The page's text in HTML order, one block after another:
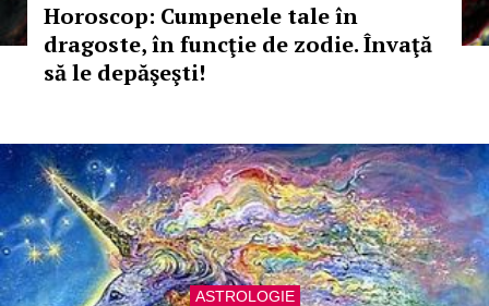
Horoscop: Cumpenele tale în
dragoste, în funcţie de zodie. Învaţă
să le depăşeşti!
ASTROLOGIE